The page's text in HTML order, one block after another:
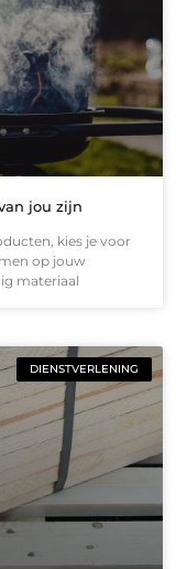
jou zijn
kies je voor
op jouw
materiaal
DIENSTVERLENING